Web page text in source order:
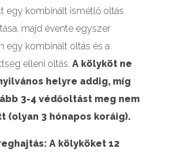
egy kombinált ismétlő oltás
majd évente egyszer
egy kombinált oltás és a
elleni oltás.A kölyköt ne
helyre addig, míg
3-4 védőoltást meg nem
(olyan 3 hónapos koráig).
A kölyköket 12